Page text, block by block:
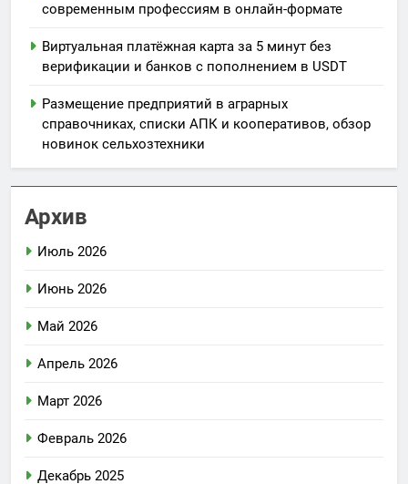
современным профессиям в онлайн-формате
Виртуальная платёжная карта за 5 минут без
верификации и банков с пополнением в USDT
Размещение предприятий в аграрных
справочниках, списки АПК и кооперативов, обзор
новинок сельхозтехники
Архив
Июль 2026
Июнь 2026
Май 2026
Апрель 2026
Март 2026
Февраль 2026
Декабрь 2025